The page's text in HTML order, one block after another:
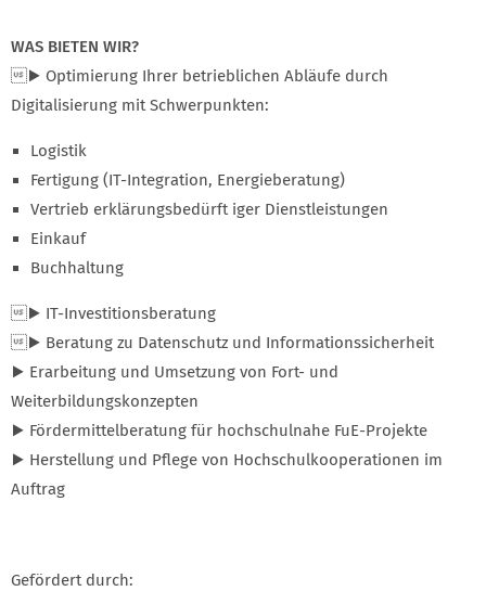
WAS BIETEN WIR?
▶ Optimierung Ihrer betrieblichen Abläufe durch
Digitalisierung mit Schwerpunkten:
Logistik
Fertigung (IT-Integration, Energieberatung)
Vertrieb erklärungsbedürft iger Dienstleistungen
Einkauf
Buchhaltung
▶ IT-Investitionsberatung
▶ Beratung zu Datenschutz und Informationssicherheit
▶ Erarbeitung und Umsetzung von Fort- und
Weiterbildungskonzepten
▶ Fördermittelberatung für hochschulnahe FuE-Projekte
▶ Herstellung und Pflege von Hochschulkooperationen im
Auftrag
Gefördert durch: